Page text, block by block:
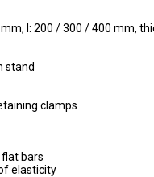
l: 200 / 300 / 400 mm,
stand
clamps
bars
elasticity